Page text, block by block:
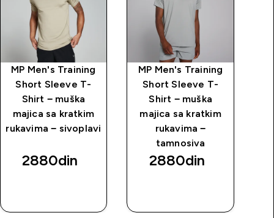
MP Men's Training
Short Sleeve T-
Shirt − muška
majica sa kratkim
rukavima − sivoplavi
2880din‎
MP Men's Training
Short Sleeve T-
Shirt − muška
majica sa kratkim
rukavima −
tamnosiva
2880din‎